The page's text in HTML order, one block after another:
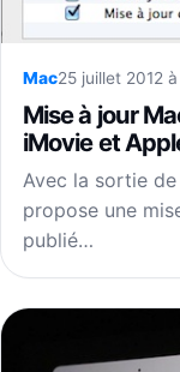
Mac25 juillet 2012
Mise à jour
iMovie et
Avec la sortie
propose une
publié…